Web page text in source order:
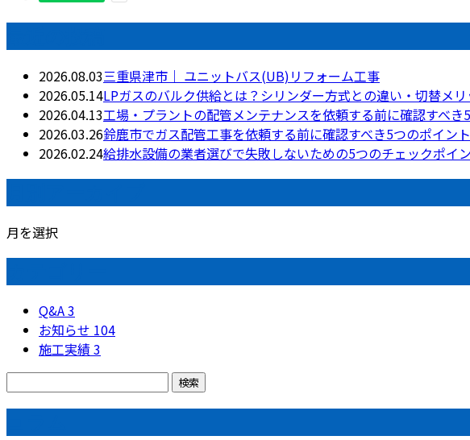
2026.08.03三重県津市｜ ユニットバス(UB)リフォーム工事
2026.05.14LPガスのバルク供給とは？シリンダー方式との違い・切替メ
2026.04.13工場・プラントの配管メンテナンスを依頼する前に確認すべ
2026.03.26鈴鹿市でガス配管工事を依頼する前に確認すべき5つのポイン
2026.02.24給排水設備の業者選びで失敗しないための5つのチェックポイ
月を選択
Q&A3
お知らせ 104
施工実績3